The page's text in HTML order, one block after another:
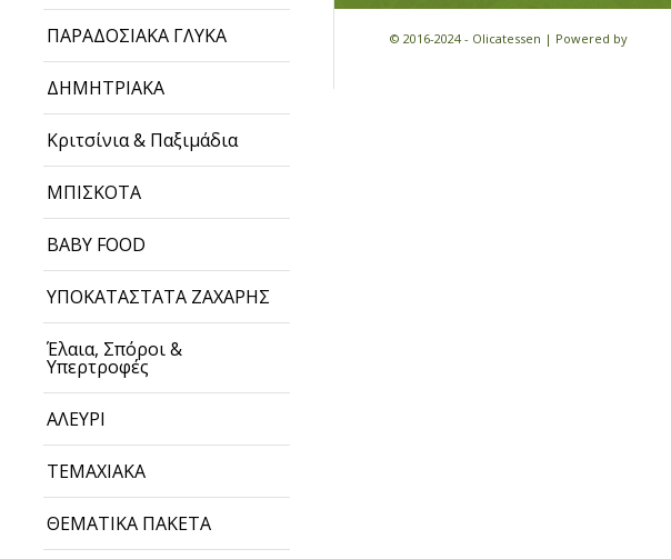
ΠΑΡΑΔΟΣΙΑΚΑ ΓΛΥΚΑ
ΔΗΜΗΤΡΙΑΚΑ
Κριτσίνια & Παξιμάδια
ΜΠΙΣΚΟΤΑ
BABY FOOD
ΥΠΟΚΑΤΑΣΤΑΤΑ ΖΑΧΑΡΗΣ
Έλαια, Σπόροι &
Υπερτροφές
ΑΛΕΥΡΙ
ΤΕΜΑΧΙΑΚΑ
ΘΕΜΑΤΙΚΑ ΠΑΚΕΤΑ
© 2016-2024 - Olicatessen | Powered by